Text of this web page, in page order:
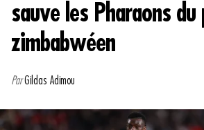
sauve les Pharaons du
zimbabwéen
ParGildas Adimou